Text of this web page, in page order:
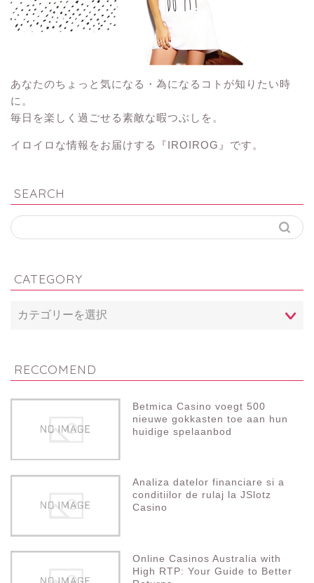
あなたのちょっと気になる・為になるコトが知りたい時
に。
毎日を楽しく過ごせる素敵な暇つぶしを。
イロイロな情報をお届けする『IROIROG』です。
SEARCH
CATEGORY
RECCOMEND
Betmica Casino voegt 500
nieuwe gokkasten toe aan hun
huidige spelaanbod
Analiza datelor financiare si a
conditiilor de rulaj la JSlotz
Casino
Online Casinos Australia with
High RTP: Your Guide to Better